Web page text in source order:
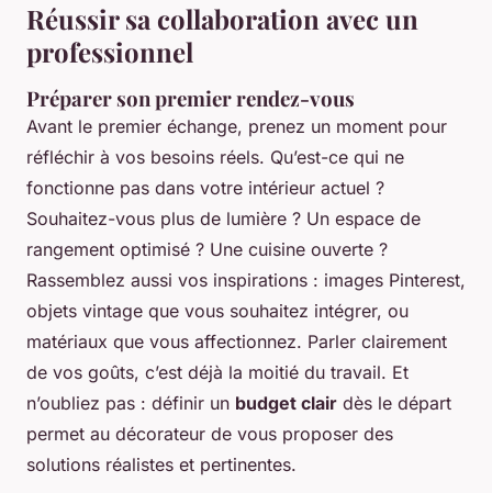
Réussir sa collaboration avec un
professionnel
Préparer son premier rendez-vous
Avant le premier échange, prenez un moment pour
réfléchir à vos besoins réels. Qu’est-ce qui ne
fonctionne pas dans votre intérieur actuel ?
Souhaitez-vous plus de lumière ? Un espace de
rangement optimisé ? Une cuisine ouverte ?
Rassemblez aussi vos inspirations : images Pinterest,
objets vintage que vous souhaitez intégrer, ou
matériaux que vous affectionnez. Parler clairement
de vos goûts, c’est déjà la moitié du travail. Et
n’oubliez pas : définir un budget clair dès le départ
permet au décorateur de vous proposer des
solutions réalistes et pertinentes.